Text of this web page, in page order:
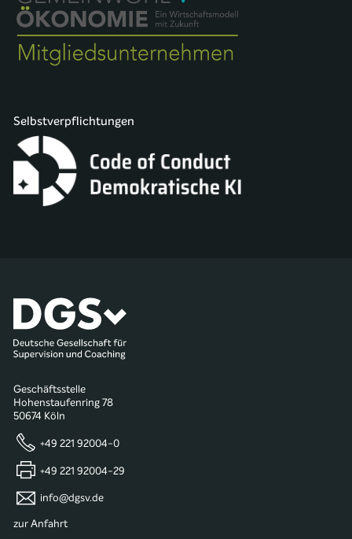
Selbstverpflichtungen
Geschäftsstelle
Hohenstaufenring 78
50674 Köln
+49 221 92004-0
+49 221 92004-29
info@dgsv.de
zur Anfahrt